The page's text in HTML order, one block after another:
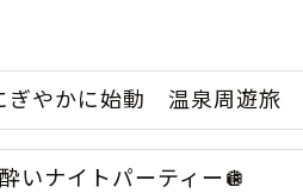
ぎやかに始動 温泉周遊旅
いナイトパーティー🪩